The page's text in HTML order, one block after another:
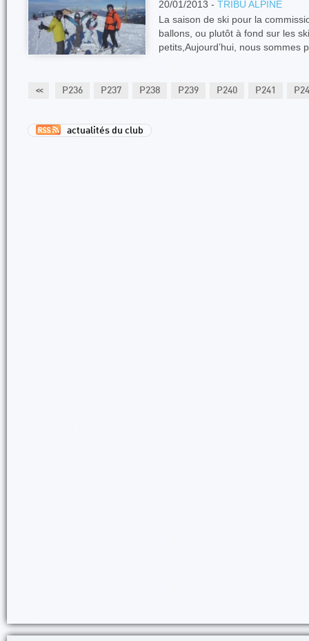
20/01/2013 - TRIBU ALPINE
La saison de ski pour la
ballons, ou plutôt à fond sur les
petits,Aujourd’hui, nous sommes
<<
P235 P236 P237 P238 P239 P240 P241
actualités du club